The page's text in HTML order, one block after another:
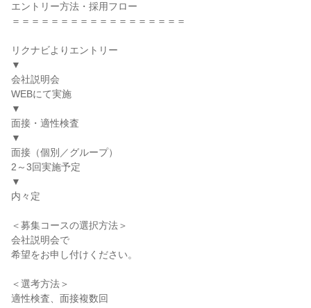
エントリー方法・採用フロー
＝＝＝＝＝＝＝＝＝＝＝＝＝＝＝＝＝＝
リクナビよりエントリー
▼
会社説明会
WEBにて実施
▼
面接・適性検査
▼
面接（個別／グループ）
2～3回実施予定
▼
内々定
＜募集コースの選択方法＞
会社説明会で
希望をお申し付けください。
＜選考方法＞
適性検査、面接複数回